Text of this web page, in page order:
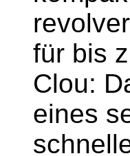
für bis
Clou:
eines